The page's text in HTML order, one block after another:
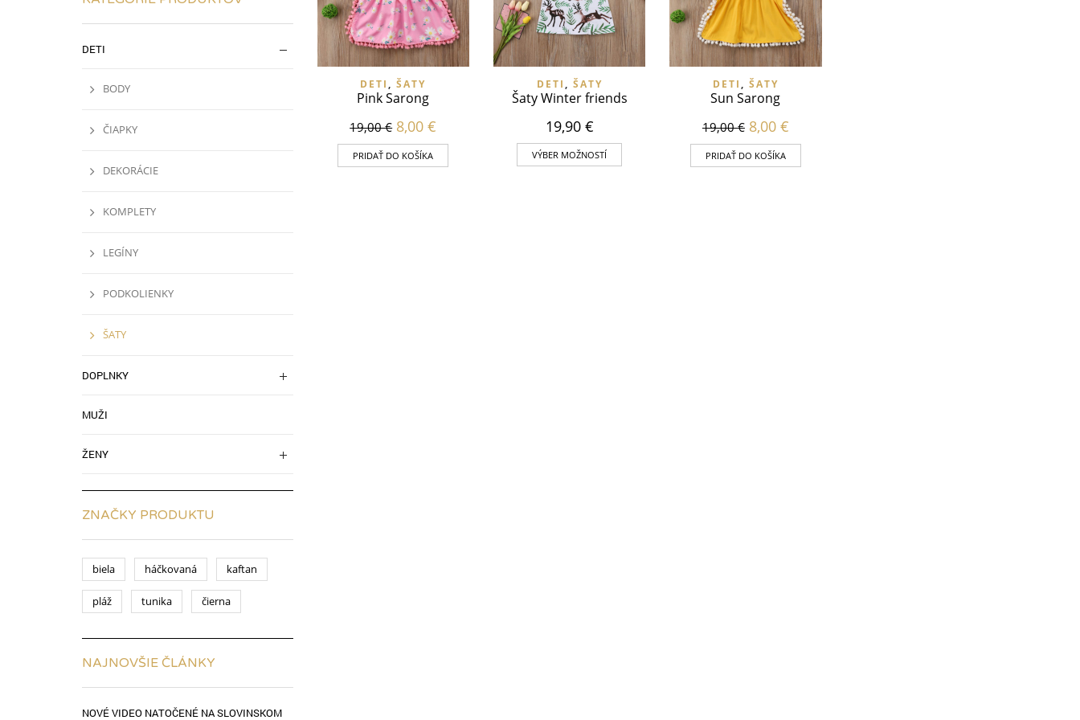
DETI,ŠATY
Pink Sarong
19,00€ 8,00€
PRIDAŤ DO KOŠÍKA
DETI, ŠATY
Šaty Winter friends
19,90 €
VÝBER MOŽNOSTÍ
DETI, ŠATY
Sun Sarong
19,00€ 8,00 €
PRIDAŤ DO KOŠÍKA
DETI
BODY
ČIAPKY
DEKORÁCIE
KOMPLETY
LEGÍNY
PODKOLIENKY
ŠATY
DOPLNKY
MUŽI
ŽENY
ZNAČKY PRODUKTU
biela háčkovaná kaftan
pláž tunika čierna
NAJNOVŠIE ČLÁNKY
NOVÉ VIDEO NATOČENÉ NA SLOVINSKOM